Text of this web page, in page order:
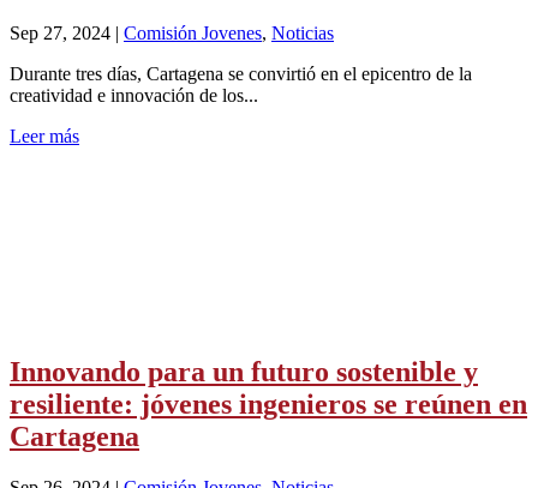
Sep 27, 2024 | Comisión Jovenes, Noticias
Durante tres días, Cartagena se convirtió en el epicentro de la
creatividad e innovación de los...
Leer más
Innovando para un futuro sostenible y
resiliente: jóvenes ingenieros se reúnen en
Cartagena